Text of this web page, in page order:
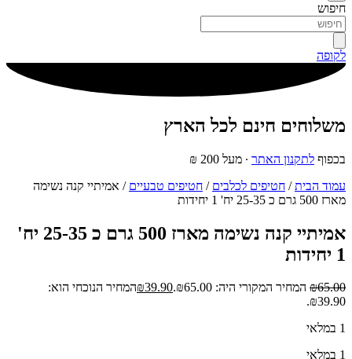
חיפוש
לקופה
משלוחים חינם לכל הארץ
בכפוף לתקנון האתר ∙ מעל 200 ₪
עמוד הבית/ חטיפים לכלבים / חטיפים טבעיים / אמיתיי קנה נשימה
מארז 500 גרם כ 25-35 יח' 1 יחידות
אמיתיי קנה נשימה מארז 500 גרם כ 25-35 יח'
1 יחידות
₪65.00 המחיר המקורי היה: ₪65.00. ₪39.90
המחיר הנוכחי הוא:
₪39.90.
1 במלאי
1 במלאי